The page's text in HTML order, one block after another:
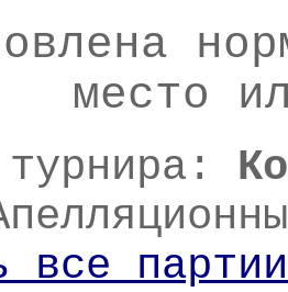
место
все